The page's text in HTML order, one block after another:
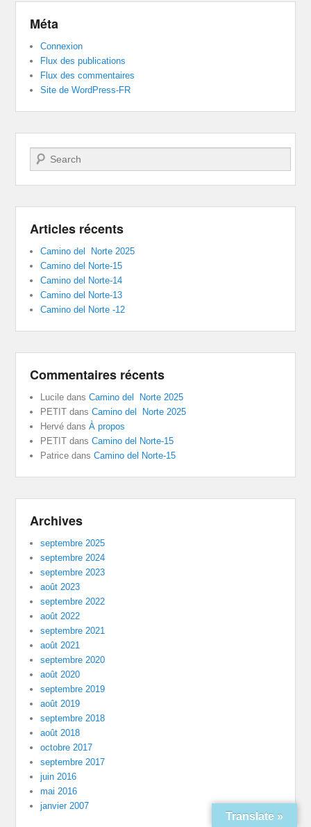
Méta
Connexion
Flux des publications
Flux des commentaires
Site de WordPress-FR
Recherche
Articles récents
Camino del Norte 2025
Camino del Norte-15
Camino del Norte-14
Camino del Norte-13
Camino del Norte -12
Commentaires récents
Lucile dansCamino del Norte 2025
PETIT dansCamino del Norte 2025
Hervé dansÀ propos
PETIT dansCamino del Norte-15
Patrice dansCamino del Norte-15
Archives
septembre 2025
septembre 2024
septembre 2023
août 2023
septembre 2022
août 2022
septembre 2021
août 2021
septembre 2020
août 2020
septembre 2019
août 2019
septembre 2018
août 2018
octobre 2017
septembre 2017
juin 2016
mai 2016
janvier 2007
Translate »